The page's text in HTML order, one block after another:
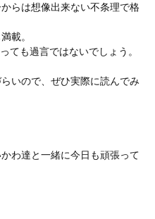
らは想像出来ない不条理で格
載。
ても過言ではないでしょう。
いので、ぜひ実際に読んでみ
わ達と一緒に今日も頑張って